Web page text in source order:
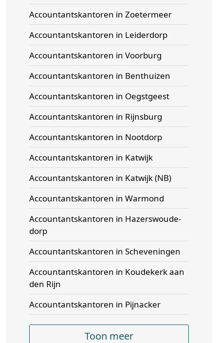
Accountantskantoren in Zoetermeer
Accountantskantoren in Leiderdorp
Accountantskantoren in Voorburg
Accountantskantoren in Benthuizen
Accountantskantoren in Oegstgeest
Accountantskantoren in Rijnsburg
Accountantskantoren in Nootdorp
Accountantskantoren in Katwijk
Accountantskantoren in Katwijk (NB)
Accountantskantoren in Warmond
Accountantskantoren in Hazerswoude-
dorp
Accountantskantoren in Scheveningen
Accountantskantoren in Koudekerk aan
den Rijn
Accountantskantoren in Pijnacker
Toon meer